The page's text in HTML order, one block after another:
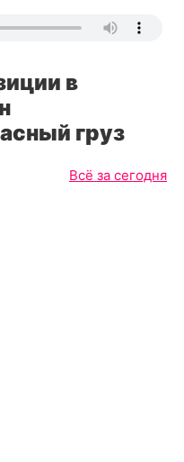
в
груз
Всё за сегодня